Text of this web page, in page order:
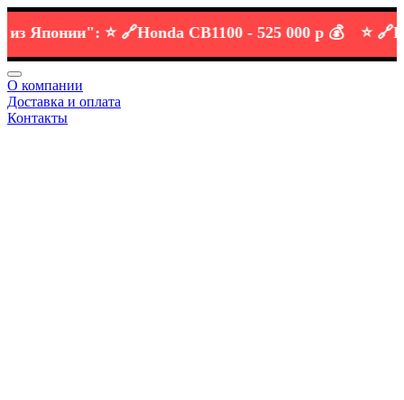
⭐️ 🔗 Honda CB1100 -525 000 р 💰 ⭐️ 🔗 KTM
О компании
Доставка и оплата
Контакты